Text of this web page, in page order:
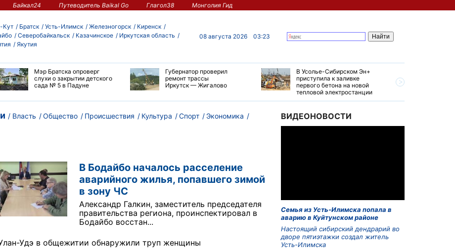
Байкал24 Путеводитель Baikal Go Глагол38 Монголия Гид
Кут Братск Усть-Илимск Железногорск
Киренск
Северобайкальск Казачинское
Иркутская область
Якутия
08 августа 2026 03:23
Мэр Братска опроверг
слухи о закрытии детского
сада № 5 в Падуне
Губернатор проверил
ремонт трассы
Иркутск — Жигалово
В Усолье-Сибирском Эн+
приступила к заливке
первого бетона на новой
тепловой электростанции
Власть Общество Происшествия Культура Спорт
Экономика
В Бодайбо началось расселение
аварийного жилья, попавшего зимой
в зону ЧС
Александр Галкин, заместитель председателя
правительства региона, проинспектировал в
Бодайбо восстан...
Удэ в общежитии обнаружили труп женщины
ВИДЕОНОВОСТИ
Семья из Усть-Илимска попала в
аварию в Куйтунском районе
Настоящий сибирский дендрарий во
дворе пятиэтажки создал житель
Усть-Илимска